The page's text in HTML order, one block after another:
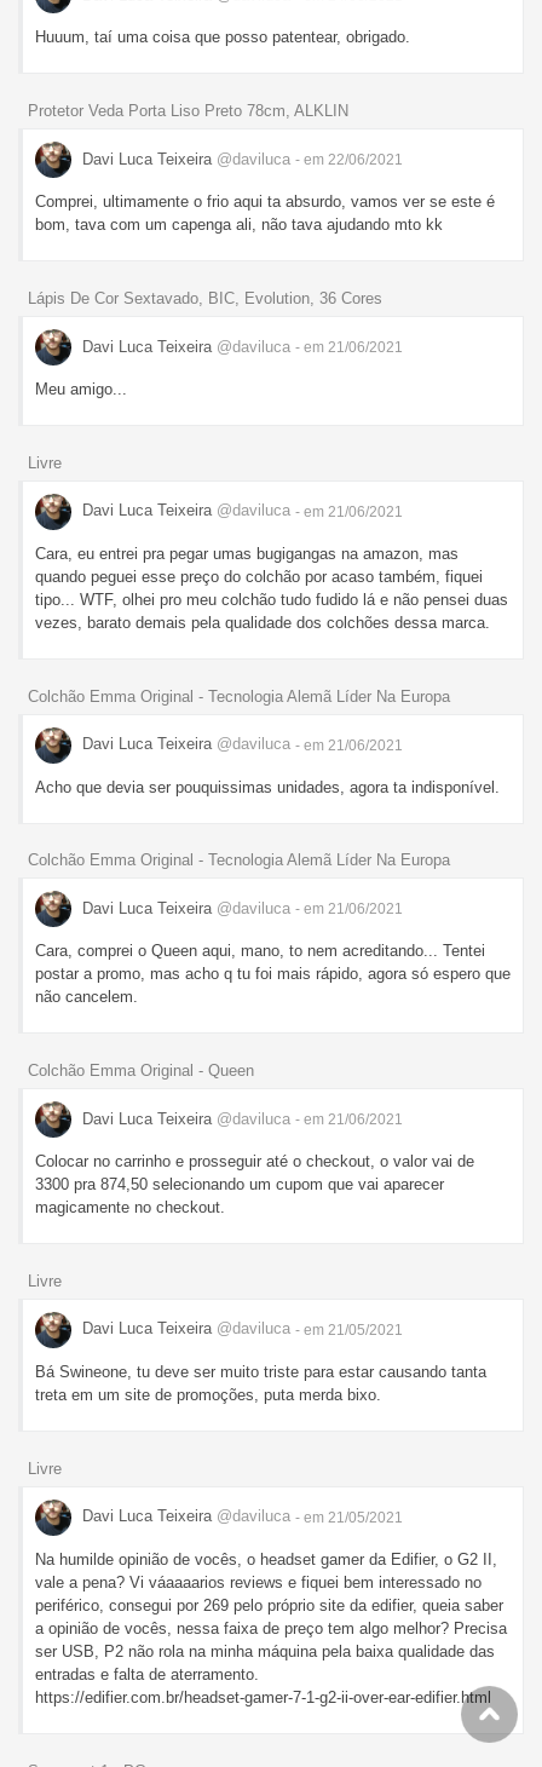
Huuum, taí uma coisa que posso patentear, obrigado.
Protetor Veda Porta Liso Preto 78cm, ALKLIN
Davi Luca Teixeira @daviluca - em 22/06/2021
Comprei, ultimamente o frio aqui ta absurdo, vamos ver se este é
bom, tava com um capenga ali, não tava ajudando mto kk
Lápis De Cor Sextavado, BIC, Evolution, 36 Cores
Davi Luca Teixeira @daviluca - em 21/06/2021
Meu amigo...
Livre
Davi Luca Teixeira @daviluca - em 21/06/2021
Cara, eu entrei pra pegar umas bugigangas na amazon, mas
quando peguei esse preço do colchão por acaso também, fiquei
tipo... WTF, olhei pro meu colchão tudo fudido lá e não pensei duas
vezes, barato demais pela qualidade dos colchões dessa marca.
Colchão Emma Original - Tecnologia Alemã Líder Na Europa
Davi Luca Teixeira @daviluca - em 21/06/2021
Acho que devia ser pouquissimas unidades, agora ta indisponível.
Colchão Emma Original - Tecnologia Alemã Líder Na Europa
Davi Luca Teixeira @daviluca - em 21/06/2021
Cara, comprei o Queen aqui, mano, to nem acreditando... Tentei
postar a promo, mas acho q tu foi mais rápido, agora só espero que
não cancelem.
Colchão Emma Original - Queen
Davi Luca Teixeira @daviluca - em 21/06/2021
Colocar no carrinho e prosseguir até o checkout, o valor vai de
3300 pra 874,50 selecionando um cupom que vai aparecer
magicamente no checkout.
Livre
Davi Luca Teixeira @daviluca - em 21/05/2021
Bá Swineone, tu deve ser muito triste para estar causando tanta
treta em um site de promoções, puta merda bixo.
Livre
Davi Luca Teixeira @daviluca - em 21/05/2021
Na humilde opinião de vocês, o headset gamer da Edifier, o G2 II,
vale a pena? Vi váaaaarios reviews e fiquei bem interessado no
periférico, consegui por 269 pelo próprio site da edifier, queia saber
a opinião de vocês, nessa faixa de preço tem algo melhor? Precisa
ser USB, P2 não rola na minha máquina pela baixa qualidade das
entradas e falta de aterramento.
https://edifier.com.br/headset-gamer-7-1-g2-ii-over-ear-edifier.html